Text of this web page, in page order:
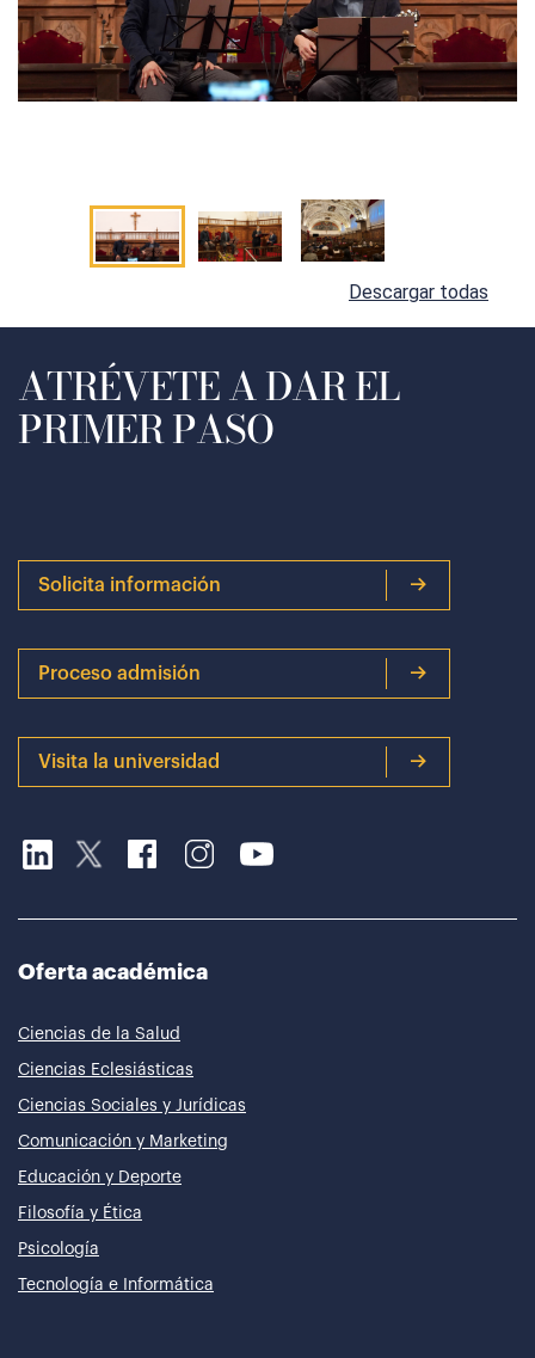
Descargar todas
ATRÉVETE A DAR EL
PRIMER PASO
Solicita información
Proceso admisión
Visita la universidad
Oferta académica
Ciencias de la Salud
Ciencias Eclesiásticas
Ciencias Sociales y Jurídicas
Comunicación y Marketing
Educación y Deporte
Filosofía y Ética
Psicología
Tecnología e Informática